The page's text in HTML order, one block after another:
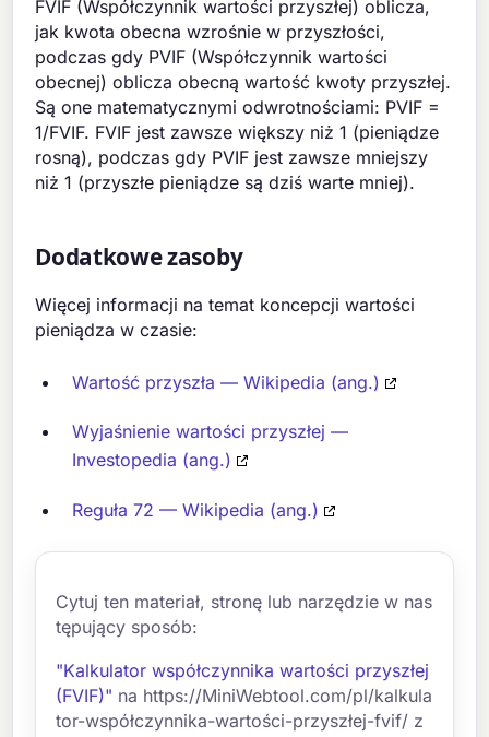
FVIF (Współczynnik wartości przyszłej) oblicza,
jak kwota obecna wzrośnie w przyszłości,
podczas gdy PVIF (Współczynnik wartości
obecnej) oblicza obecną wartość kwoty przyszłej.
Są one matematycznymi odwrotnościami: PVIF =
1/FVIF. FVIF jest zawsze większy niż 1 (pieniądze
rosną), podczas gdy PVIF jest zawsze mniejszy
niż 1 (przyszłe pieniądze są dziś warte mniej).
Dodatkowe zasoby
Więcej informacji na temat koncepcji wartości
pieniądza w czasie:
Wartość przyszła — Wikipedia (ang.)
Wyjaśnienie wartości przyszłej —
Investopedia (ang.)
Reguła 72 — Wikipedia (ang.)
Cytuj ten materiał, stronę lub narzędzie w nas
tępujący sposób:
"Kalkulator współczynnika wartości przyszłej
(FVIF)" na https://MiniWebtool.com/pl/kalkula
tor-współczynnika-wartości-przyszłej-fvif/ z